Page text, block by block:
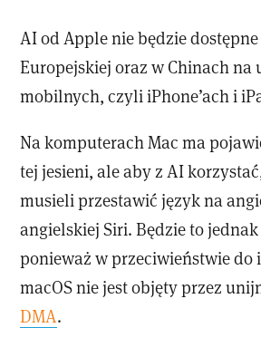
AI od Apple nie będzie
Europejskiej oraz w Chinach na
mobilnych, czyli iPhone’ach i
Na komputerach Mac ma
tej jesieni, ale aby z AI
musieli przestawić język na
angielskiej Siri. Będzie to
ponieważ w przeciwieństwie do
macOS nie jest objęty przez
DMA.